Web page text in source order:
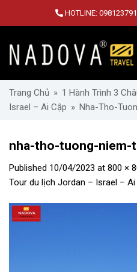
HOTLINE:
Trang Chủ » 1 Hành Trình 3
Israel – Ai Cập » Nha-Tho-
nha-tho-tuong-niem-
Published 10/04/2023 at 800 ×
Tour du lịch Jordan – Israel – Ai